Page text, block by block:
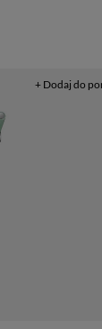
+ Dodaj do